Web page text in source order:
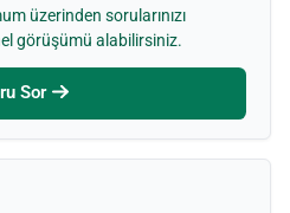
üzerinden sorularınızı
görüşümü alabilirsiniz.
Sor